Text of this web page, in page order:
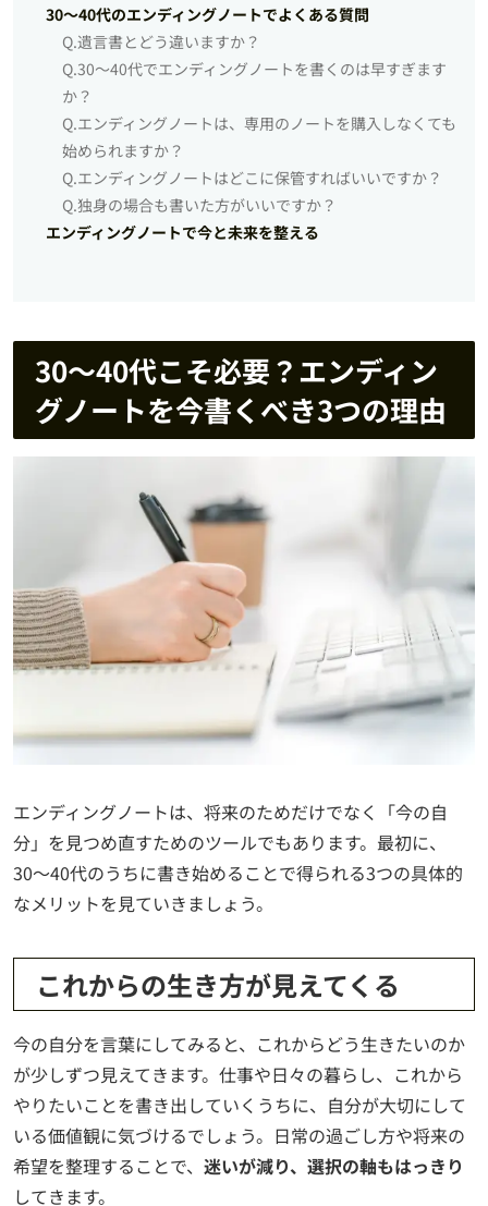
30〜40代のエンディングノートでよくある質問
Q.遺言書とどう違いますか？
Q.30〜40代でエンディングノートを書くのは早すぎます
か？
Q.エンディングノートは、専用のノートを購入しなくても
始められますか？
Q.エンディングノートはどこに保管すればいいですか？
Q.独身の場合も書いた方がいいですか？
エンディングノートで今と未来を整える
30〜40代こそ必要？エンディン
グノートを今書くべき3つの理由
エンディングノートは、将来のためだけでなく「今の自
分」を見つめ直すためのツールでもあります。最初に、
30〜40代のうちに書き始めることで得られる3つの具体的
なメリットを見ていきましょう。
これからの生き方が見えてくる
今の自分を言葉にしてみると、これからどう生きたいのか
が少しずつ見えてきます。仕事や日々の暮らし、これから
やりたいことを書き出していくうちに、自分が大切にして
いる価値観に気づけるでしょう。日常の過ごし方や将来の
希望を整理することで、 迷いが減り、選択の軸もはっきり
してきます。